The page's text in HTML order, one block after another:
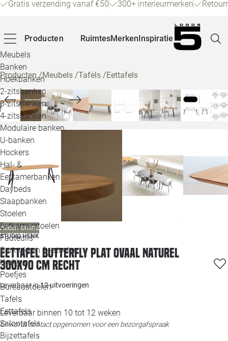
Gratis verzending vanaf €50 300+ interieurmerken
Producten
Meubels
Banken
Hoekbanken
2-zitsbanken
3-zitsbanken
4-zitsbanken
Modulaire banken
U-banken
Hockers
Hal- &
Eetkamerbanken
Daybeds
Slaapbanken
Stoelen
Eetkamerstoelen
Fauteuils
Barkrukken & -stoelen
Krukjes
Poefjes
Bureaustoelen
Tafels
Eettafels
Salontafels
Bijzettafels
RuimtesMerkenInspiratie
Producten/Meubels /Tafels /Eettafels
Alleen online
STUDIO HENK
Eettafel Butterfly plat ovaal naturel
300x90 cm recht
Leverbaar in12 uitvoeringen
Leverbaar binnen 10 tot 12 weken
Er wordt contact opgenomen voor een bezorgafspraak